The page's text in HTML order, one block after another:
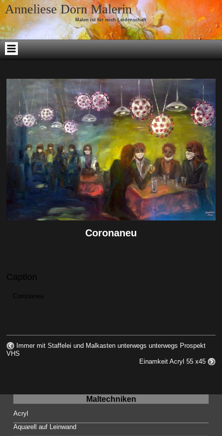
Skip to content
Anneliese Dorn Malerin
Malen ist für mich Leidenschaft
Coronaneu
Caption
Coronaneu
Immer mit Staffelei und Malkasten unterwegs unterwegs Prospekt
VHS
Einamkeit Acryl 55 x45
Maltechniken
Acryl
Aquarell auf Leinwand